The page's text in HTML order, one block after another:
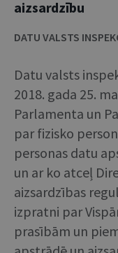
aizsardzību
DATU VALSTS
Datu valsts
2018. gada 25.
Parlamenta un
par fizisko
personas datu
un ar ko atceļ
aizsardzības
izpratni par
prasībām un